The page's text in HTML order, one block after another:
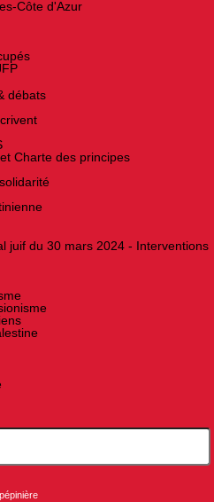
Côte d'Azur
débats
Charte des principes
juif du 30 mars 2024 - Interventions